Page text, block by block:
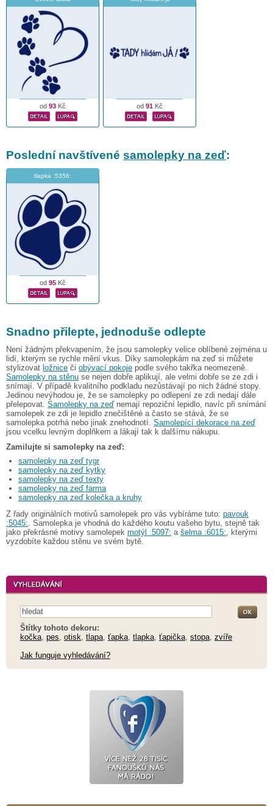
od 93 Kč od 91 Kč
Poslední navštívené samolepky na zeď:
tlapka :5356:
od 95 Kč
Snadno přilepte, jednoduše odlepte
Není žádným překvapením, že jsou samolepky velice oblíbené zejména u
lidí, kterým se rychle mění vkus. Díky samolepkám na zeď si můžete
stylizovat ložnice či obývací pokoje podle svého takřka neomezeně.
Samolepky na stěnu se nejen dobře aplikují, ale velmi dobře se ze zdi i
snímají. V případě kvalitního podkladu nezůstávají po nich žádné stopy.
Jedinou nevýhodou je, že se samolepky po odlepení ze zdi nedají dále
přelepovat. Samolepky na zeďnemají repoziční lepidlo, navíc při snímání
samolepek ze zdi je lepidlo znečištěné a často se stává, že se
samolepka potrhá nebo jinak znehodnotí. Samolepící dekorace na zeď
jsou vcelku levným doplňkem a lákají tak k dalšímu nákupu.
Zamilujte si samolepky na zeď:
samolepky na zeď tygr
samolepky na zeď kytky
samolepky na zeď texty
samolepky na zeď farma
samolepky na zeď kolečka a kruhy
Z řady originálních motivů samolepek pro vás vybíráme tuto: pavouk
:5045: . Samolepka je vhodná do každého koutu vašeho bytu, stejně tak
jako překrásné motivy samolepek motýl :5097: a šelma :6015: , kterými
vyzdobíte každou stěnu ve svém bytě.
Štítky tohoto dekoru:
kočka pes otisk tlapa ťapka tlapka ťapička stopa zvíře
Jak funguje vyhledávání?